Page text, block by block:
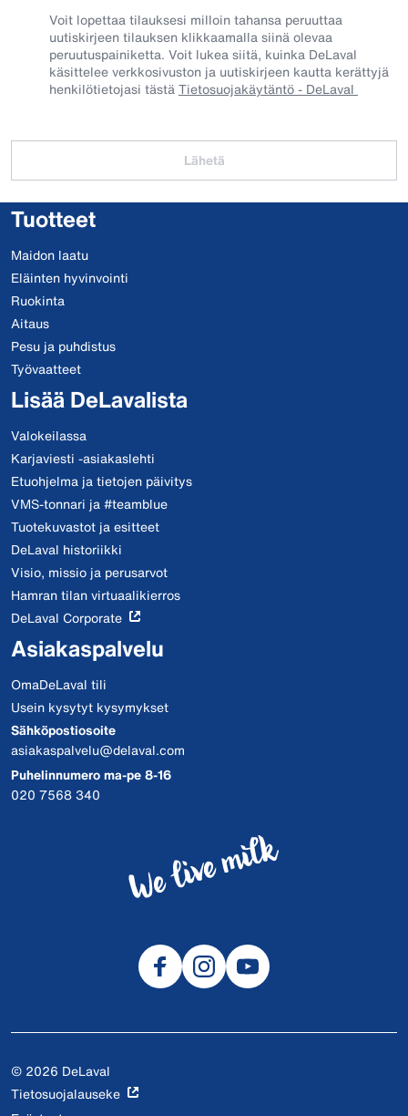
Voit lopettaa tilauksesi milloin tahansa peruuttaa
uutiskirjeen tilauksen klikkaamalla siinä olevaa
peruutuspainiketta. Voit lukea siitä, kuinka DeLaval
käsittelee verkkosivuston ja uutiskirjeen kautta kerättyjä
henkilötietojasi tästäTietosuojakäytäntö - DeLaval
Lähetä
Tuotteet
Maidon laatu
Eläinten hyvinvointi
Ruokinta
Aitaus
Pesu ja puhdistus
Työvaatteet
Lisää DeLavalista
Valokeilassa
Karjaviesti -asiakaslehti
Etuohjelma ja tietojen päivitys
VMS-tonnari ja #teamblue
Tuotekuvastot ja esitteet
DeLaval historiikki
Visio, missio ja perusarvot
Hamran tilan virtuaalikierros
DeLaval Corporate
Asiakaspalvelu
OmaDeLaval tili
Usein kysytyt kysymykset
Sähköpostiosoite
asiakaspalvelu@delaval.com
Puhelinnumero ma-pe 8-16
020 7568 340
© 2026 DeLaval
Tietosuojalauseke